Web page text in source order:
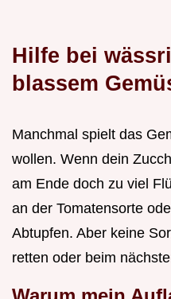
Hilfe bei
blassem
Manchmal spielt das
wollen. Wenn dein
am Ende doch zu viel
an der Tomatensorte
Abtupfen. Aber keine
retten oder beim